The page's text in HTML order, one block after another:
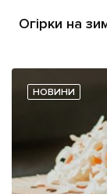
Огірки на
НОВИНИ